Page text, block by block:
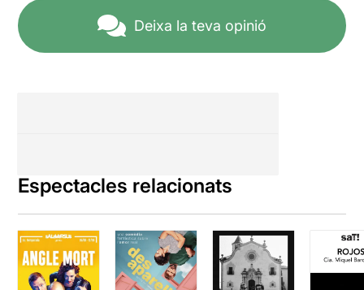
Deixa la teva opinió
Espectacles relacionats